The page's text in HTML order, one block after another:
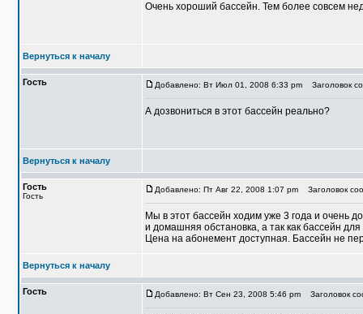
Очень хороший бассейн. Тем более совсем
Вернуться к началу
Гость Добавлено: Вт Июл 01, 2008 6:33 pm Заголовок
А дозвониться в этот бассейн реально?
Вернуться к началу
Гость
Гость
Добавлено: Пт Авг 22, 2008 1:07 pm Заголовок
Мы в этот бассейн ходим уже 3 года и очень
и домашняя обстановка, а так как бассейн
Цена на абонемент доступная. Бассейн не
Вернуться к началу
Гость Добавлено: Вт Сен 23, 2008 5:46 pm Заголовок